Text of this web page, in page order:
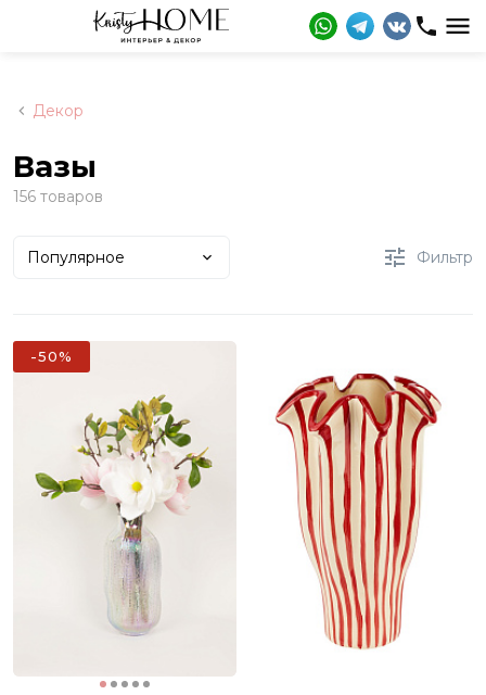
Декор
Вазы
156 товаров
Популярное Фильтр
-50%